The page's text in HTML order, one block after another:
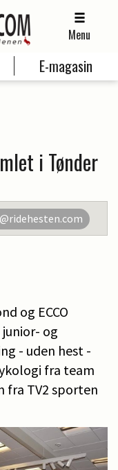
Menu
E-magasin
i Tønder
og ECCO
og
- uden hest -
fra team
fra TV2 sporten